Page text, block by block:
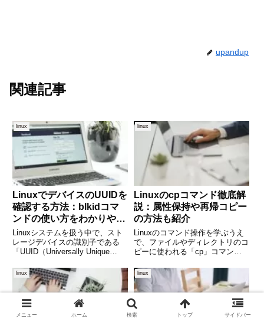
upandup
関連記事
linux
LinuxでデバイスのUUIDを
確認する方法：blkidコマ
ンドの使い方をわかりやす
く解説
Linuxシステムを扱う中で、スト
レージデバイスの識別子である
「UUID（Universally Unique
場面は多々あります。特
に、/etc/fstabでのマウント設定
や、システムバックアップ
linux
Linuxのcpコマンド徹底解
説：属性保持や再帰コピー
の方法も紹介
Linuxのコマンド操作を学ぶうえ
で、ファイルやディレクトリのコ
ピーに使われる「cp」コマンド
イルをコピーするだけでなく、
「属性を保持したコピー」や「デ
ィレクトリを再帰的にコピーする
方法」など、意外と知られてい
linux linux
メニュー ホーム 検索 トップ サイドバー